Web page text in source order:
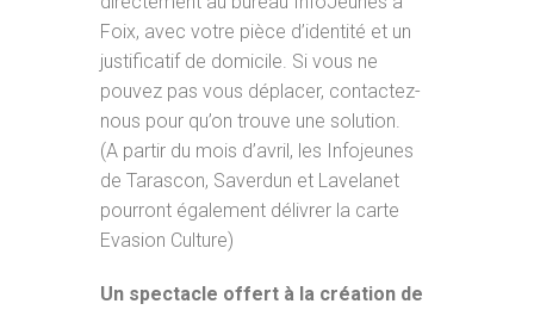
Foix, avec votre pièce d’identité et un
justificatif de domicile. Si vous ne
pouvez pas vous déplacer, contactez-
nous pour qu’on trouve une solution.
(A partir du mois d’avril, les Infojeunes
de Tarascon, Saverdun et Lavelanet
pourront également délivrer la carte
Evasion Culture)
Un spectacle offert à la création de